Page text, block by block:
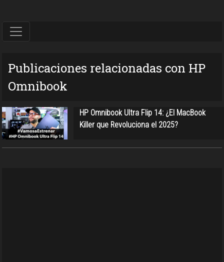
Publicaciones relacionadas con HP
Omnibook
HP Omnibook Ultra Flip 14: ¿El MacBook
Killer que Revoluciona el 2025?